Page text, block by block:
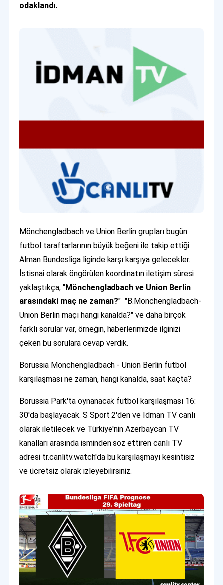
odaklandı.
Mönchengladbach ve Union Berlin grupları bugün
futbol taraftarlarının büyük beğeni ile takip ettiği
Alman Bundesliga liginde karşı karşıya gelecekler.
İstisnai olarak öngörülen koordinatın iletişim süresi
yaklaştıkça, "Mönchengladbach ve Union Berlin
arasındaki maç ne zaman?" "B.Mönchengladbach-
Union Berlin maçı hangi kanalda?" ve daha birçok
farklı sorular var, örneğin, haberlerimizde ilginizi
çeken bu sorulara cevap verdik.
Borussia Mönchengladbach - Union Berlin futbol
karşılaşması ne zaman, hangi kanalda, saat kaçta?
Borussia Park'ta oynanacak futbol karşılaşması 16:
30'da başlayacak. S Sport 2'den ve İdman TV canlı
olarak iletilecek ve Türkiye'nin Azerbaycan TV
kanalları arasında isminden söz ettiren canlı TV
adresi tr.canlitv.watch'da bu karşılaşmayı kesintisiz
ve ücretsiz olarak izleyebilirsiniz.